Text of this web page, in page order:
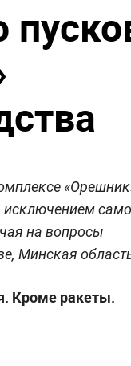
исключением
на вопросы
Минская
Кроме ракеты.